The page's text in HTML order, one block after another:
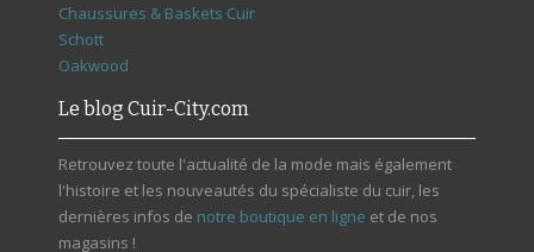
Chaussures & Baskets Cuir
Schott
Oakwood
Le blog Cuir-City.com
Retrouvez toute l'actualité de la mode mais également
l'histoire et les nouveautés du spécialiste du cuir, les
dernières infos de notre boutique en ligne et de nos
magasins !